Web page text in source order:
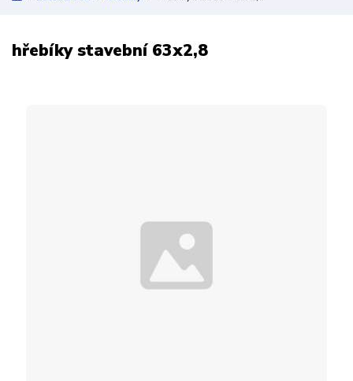
hřebíky stavební 63x2,8